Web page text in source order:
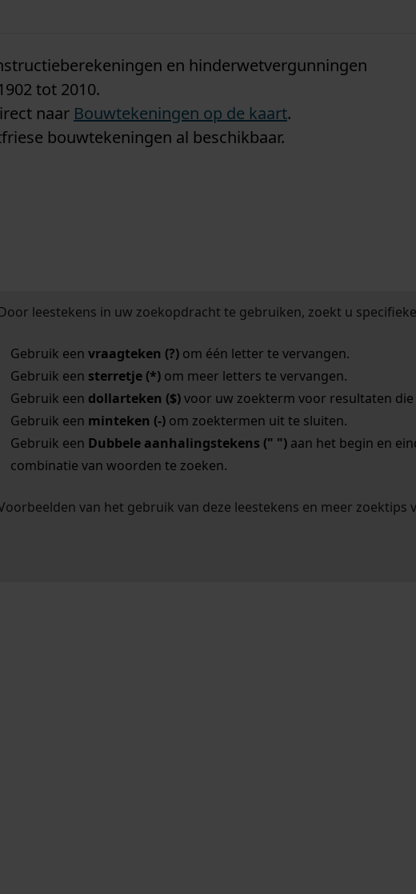
en hinderwetvergunningen
tot 2010.
naar Bouwtekeningen op de kaart.
bouwtekeningen al beschikbaar.
leestekens in uw zoekopdracht te gebruiken, zoekt u
Gebruik een vraagteken (?)om één letter te vervangen.
Gebruik een sterretje (*)om meer letters te vervangen.
Gebruik een dollarteken ($)voor uw zoekterm voor resultaten die
Gebruik een minteken (-)om zoektermen uit te sluiten.
Gebruik een Dubbele aanhalingstekens (" ")aan het begin en
combinatie van woorden te zoeken.
van het gebruik van deze leestekens en meer zoektips